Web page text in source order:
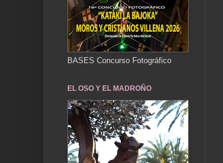
BASES Concurso Fotográfico
EL OSO Y EL MADROÑO